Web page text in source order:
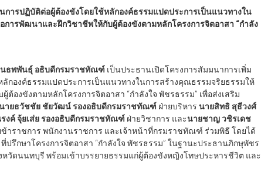
ารปฏิบัติต่อผู้ต้องขังโดยใช้หลักองค์ธรรมแปดประการเป็นแนวทางใน
การพัฒนาและฝึกวิชาชีพให้กับผู้ต้องขังตามหลักโครงการจิตอาสา “กำลัง
นธพพันธุ์ อธิบดีกรมราชทัณฑ์ เป็นประธานเปิดโครงการสัมมนาการเพิ่ม
กองค์ธรรมแปดประการเป็นแนวทางในการสร้างคุณธรรมจริยธรรมให้
องขังตามหลักโครงการจิตอาสา “กำลังใจ พัชรธรรม” เพื่อส่งเสริม
ายธวัชชัย ชัยวัฒน์ รองอธิบดีกรมราชทัณฑ์ ฝ่ายบริหาร นายสิทธิ สุธีวงศ์
งค์ จุ้ยเส่ย รองอธิบดีกรมราชทัณฑ์ ฝ่ายวิชาการ และนายชาญ วชิรเดช
าราชการ พนักงานราชการ และเจ้าหน้าที่กรมราชทัณฑ์ ร่วมพิธี โดยได้
ที่ปรึกษาโครงการจิตอาสา “กำลังใจ พัชรธรรม” ในฐานะประธานภิกษุพัชร
ดนนทบุรี พร้อมเข้าบรรยายธรรมแก่ผู้ต้องขังหญิงโทษประหารชีวิต และ